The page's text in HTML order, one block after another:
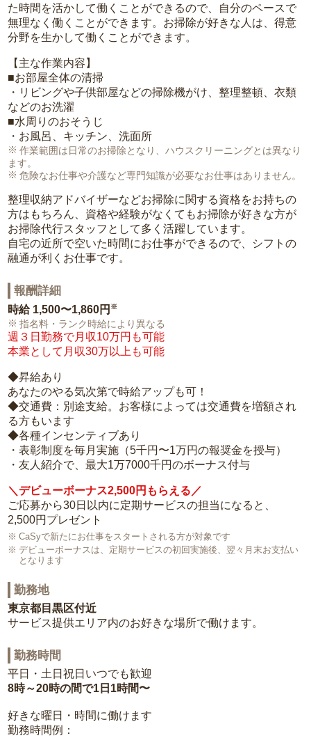
た時間を活かして働くことができるので、自分のペースで
無理なく働くことができます。お掃除が好きな人は、得意
分野を生かして働くことができます。
【主な作業内容】
■お部屋全体の清掃
・リビングや子供部屋などの掃除機がけ、整理整頓、衣類
などのお洗濯
■水周りのおそうじ
・お風呂、キッチン、洗面所
作業範囲は日常のお掃除となり、ハウスクリーニングとは異なり
ます。
危険なお仕事や介護など専門知識が必要なお仕事はありません。
整理収納アドバイザーなどお掃除に関する資格をお持ちの
方はもちろん、資格や経験がなくてもお掃除が好きな方が
お掃除代行スタッフとして多く活躍しています。
自宅の近所で空いた時間にお仕事ができるので、シフトの
融通が利くお仕事です。
報酬詳細
時給 1,500〜1,860円 ※
指名料・ランク時給により異なる
週３日勤務で月収10万円も可能
本業として月収30万以上も可能
◆昇給あり
あなたのやる気次第で時給アップも可！
◆交通費：別途支給。お客様によっては交通費を増額され
る方もいます
◆各種インセンティブあり
・表彰制度を毎月実施（5千円〜1万円の報奨金を授与）
・友人紹介で、最大1万7000千円のボーナス付与
＼デビューボーナス2,500円もらえる／
ご応募から30日以内に定期サービスの担当になると、
2,500円プレゼント
CaSyで新たにお仕事をスタートされる方が対象です
デビューボーナスは、定期サービスの初回実施後、翌々月末お支払い
となります
勤務地
東京都目黒区付近
サービス提供エリア内のお好きな場所で働けます。
勤務時間
平日・土日祝日いつでも歓迎
8時～20時の間で1日1時間〜
好きな曜日・時間に働けます
勤務時間例：